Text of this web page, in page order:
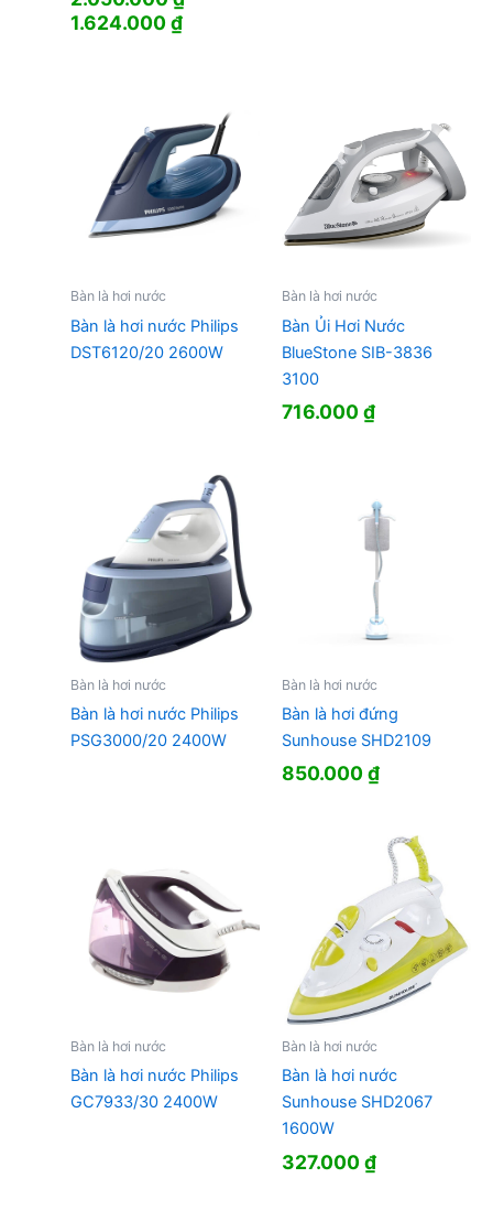
Giá
1.624.000₫Giá
1.624.000 ₫.
Bàn là hơi nước
Bàn là hơi nước Philips
DST6120/20 2600W
Bàn là hơi nước
Bàn Ủi Hơi Nước
BlueStone SIB-3836
3100
716.000₫
Bàn là hơi nước
Bàn là hơi nước Philips
PSG3000/20 2400W
Bàn là hơi nước
Bàn là hơi đứng
Sunhouse SHD2109
850.000₫
Bàn là hơi nước
Bàn là hơi nước Philips
GC7933/30 2400W
Bàn là hơi nước
Bàn là hơi nước
Sunhouse SHD2067
1600W
327.000₫